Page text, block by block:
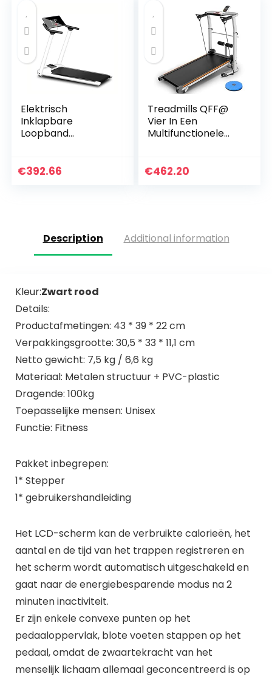
Elektrisch
Inklapbare
Loopband
Elektrische
€392.66
Treadmills QFF@
Vier In Een
Multifunctionele
Mini Vouwen
€462.20
Description Additional information
Kleur:Zwart rood
Details:
Productafmetingen: 43 * 39 * 22 cm
Verpakkingsgrootte: 30,5 * 33 * 11,1 cm
Netto gewicht: 7,5 kg / 6,6 kg
Materiaal: Metalen structuur + PVC-plastic
Dragende: 100kg
Toepasselijke mensen: Unisex
Functie: Fitness
Pakket inbegrepen:
1* Stepper
1* gebruikershandleiding
Het LCD-scherm kan de verbruikte calorieën, het
aantal en de tijd van het trappen registreren en
het scherm wordt automatisch uitgeschakeld en
gaat naar de energiebesparende modus na 2
minuten inactiviteit.
Er zijn enkele convexe punten op het
pedaaloppervlak, blote voeten stappen op het
pedaal, omdat de zwaartekracht van het
menselijk lichaam allemaal geconcentreerd is op